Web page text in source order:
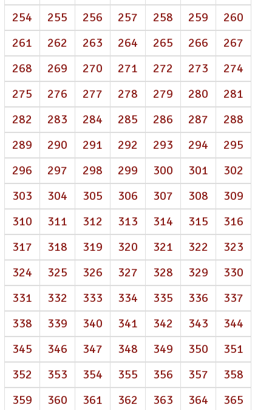
254
255 256 257 258 259
260
261
262 263 264 265 266
267
268
269 270 271 272 273
274
275
276 277 278 279 280
281
282
283 284 285 286 287
288
289
290 291 292 293 294
295
296
297 298 299 300 301
302
303
304 305 306 307 308
309
310
311 312 313 314 315
316
317
318 319 320 321 322
323
324
325 326 327 328 329
330
331
332 333 334 335 336
337
338
339 340 341 342 343
344
345
346 347 348 349 350
351
352
353 354 355 356 357
358
359
360 361 362 363 364 365